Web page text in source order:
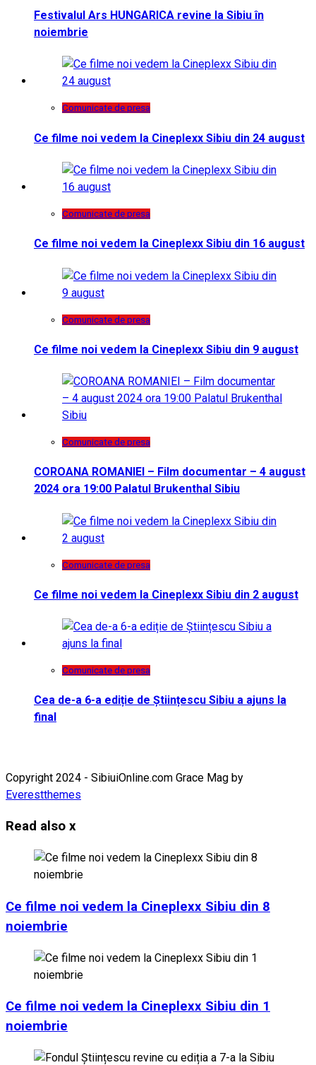
Festivalul Ars HUNGARICA revine la Sibiu în
noiembrie
Comunicate de presa
Ce filme noi vedem la Cineplexx Sibiu din 24 august
Comunicate de presa
Ce filme noi vedem la Cineplexx Sibiu din 16 august
Comunicate de presa
Ce filme noi vedem la Cineplexx Sibiu din 9 august
Comunicate de presa
COROANA ROMANIEI – Film documentar – 4 august
2024 ora 19:00 Palatul Brukenthal Sibiu
Comunicate de presa
Ce filme noi vedem la Cineplexx Sibiu din 2 august
Comunicate de presa
Cea de-a 6-a ediție de Științescu Sibiu a ajuns la
final
Copyright 2024 - SibiuiOnline.com Grace Mag by
Everestthemes
Read also x
Ce filme noi vedem la Cineplexx Sibiu din 8
noiembrie
Ce filme noi vedem la Cineplexx Sibiu din 1
noiembrie